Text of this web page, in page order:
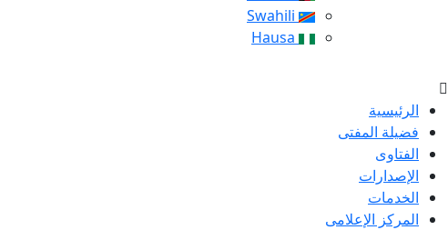
الرئيسية
فضيلة المفتى
الفتاوى
الإصدارات
الخدمات
المركز الإعلامى